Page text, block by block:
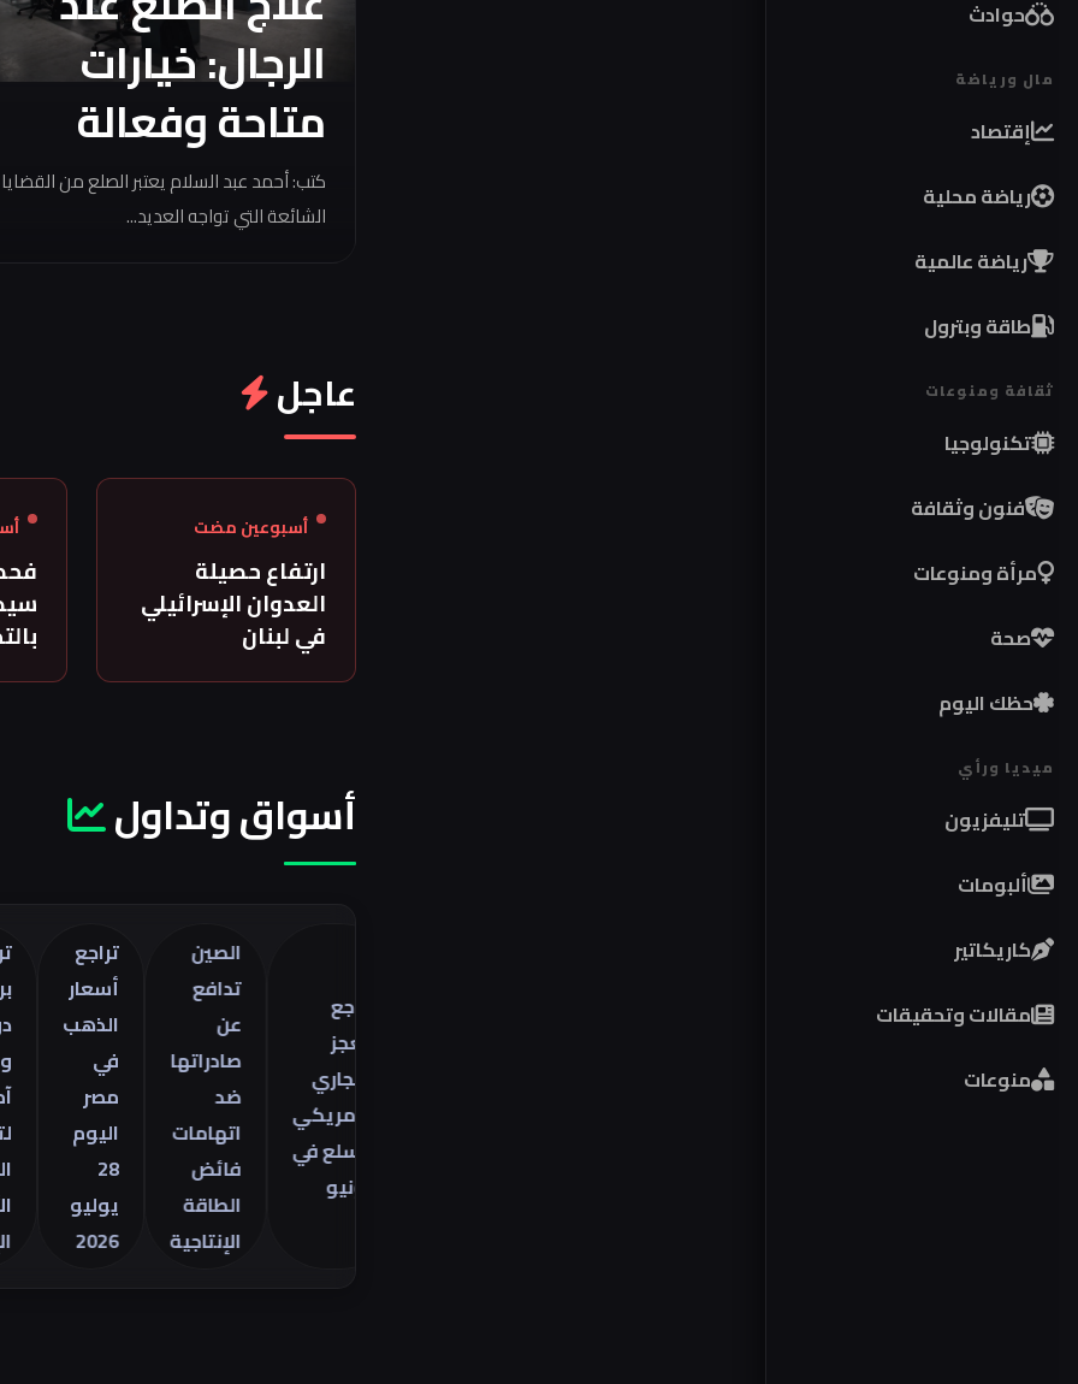
حوادث
مال ورياضة
إقتصاد
رياضة محلية
رياضة عالمية
طاقة وبترول
ثقافة ومنوعات
تكنولوجيا
فنون وثقافة
مرأة ومنوعات
صحة
حظك اليوم
ميديا ورأي
تليفزيون
ألبومات
كاريكاتير
مقالات وتحقيقات
منوعات
الرجال: خيارات
متاحة وفعالة
كتب: أحمد عبد السلام يعتبر الصلع من القضايا
الشائعة التي تواجه العديد...
عاجل
أسبوعين مضت
ارتفاع حصيلة
العدوان الإسرائيلي
في لبنان
أسواق وتداول
الأمريكي
للسلع في
الصين
تدافع
صادراتها
اتهامات
فائض
الطاقة
الإنتاجية
أسعار
الذهب
يوليو
برنت 5
الصراع